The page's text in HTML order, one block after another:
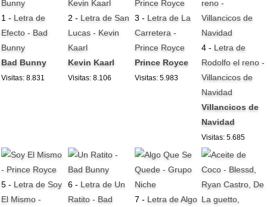
1 - Letra de
Efecto - Bad
Bunny
Bad Bunny
Visitas: 8.831
2 - Letra de San
Lucas - Kevin
Kaarl
Kevin Kaarl
Visitas: 8.106
3 - Letra de La
Carretera -
Prince Royce
Prince Royce
Visitas: 5.983
4 - Letra de
Rodolfo el reno -
Villancicos de
Navidad
Villancicos de
Navidad
Visitas: 5.685
5 - Letra de Soy
El Mismo -
6 - Letra de Un
Ratito - Bad
7 - Letra de Algo